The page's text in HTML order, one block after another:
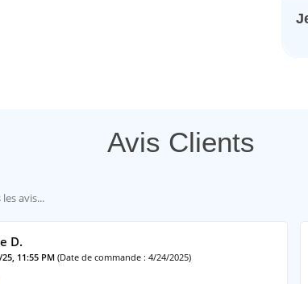
ou d'une sarbacane. Cette
lunaire
Avis Clients
D.
11:55 PM (Date de commande : 4/24/2025)